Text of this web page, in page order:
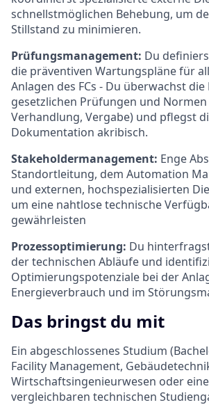
schnellstmöglichen Behebung, um
Stillstand zu minimieren.
Prüfungsmanagement: Du
die präventiven Wartungspläne für
Anlagen des FCs - Du überwachst
gesetzlichen Prüfungen und
Verhandlung, Vergabe) und pflegst
Dokumentation akribisch.
Stakeholdermanagement: Enge
Standortleitung, dem Automation
und externen, hochspezialisierten
um eine nahtlose technische
gewährleisten
Prozessoptimierung: Du
der technischen Abläufe und
Optimierungspotenziale bei der
Energieverbrauch und im
Das bringst du mit
Ein abgeschlossenes Studium
Facility Management,
Wirtschaftsingenieurwesen oder
vergleichbaren technischen